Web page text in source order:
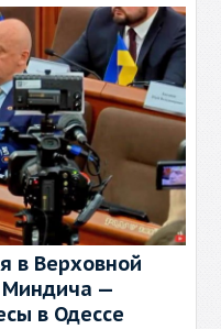
в Верховной
Миндича —
в Одессе